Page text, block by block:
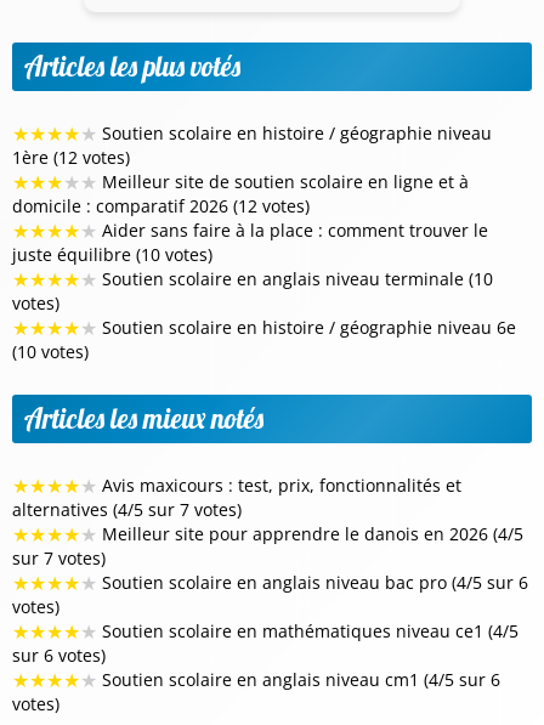
Articles les plus votés
★★★★★ Soutien scolaire en histoire / géographie niveau
1ère (12 votes)
★★★★★ Meilleur site de soutien scolaire en ligne et à
domicile : comparatif 2026 (12 votes)
★★★★★ Aider sans faire à la place : comment trouver le
juste équilibre (10 votes)
★★★★★ Soutien scolaire en anglais niveau terminale (10
votes)
★★★★★ Soutien scolaire en histoire / géographie niveau 6e
(10 votes)
Articles les mieux notés
★★★★★ Avis maxicours : test, prix, fonctionnalités et
alternatives (4/5 sur 7 votes)
★★★★★ Meilleur site pour apprendre le danois en 2026 (4/5
sur 7 votes)
★★★★★ Soutien scolaire en anglais niveau bac pro (4/5 sur 6
votes)
★★★★★ Soutien scolaire en mathématiques niveau ce1 (4/5
sur 6 votes)
★★★★★ Soutien scolaire en anglais niveau cm1 (4/5 sur 6
votes)